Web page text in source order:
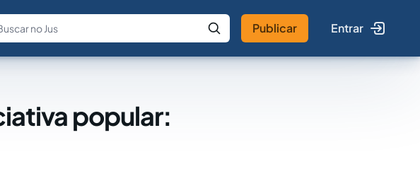
Fale com a IA Buscar no Jus
Publicar Entrar
popular: